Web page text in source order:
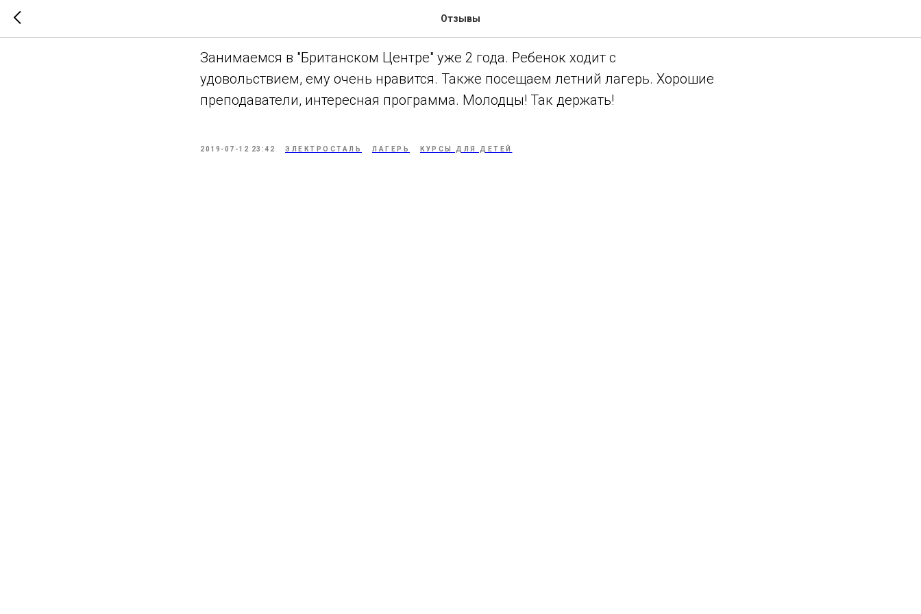
Отзывы
Занимаемся в "Британском Центре" уже 2 года. Ребенок ходит с
удовольствием, ему очень нравится. Также посещаем летний лагерь. Хорошие
преподаватели, интересная программа. Молодцы! Так держать!
2019-07-12 23:42 ЭЛЕКТРОСТАЛЬ ЛАГЕРЬ КУРСЫ ДЛЯ ДЕТЕЙ